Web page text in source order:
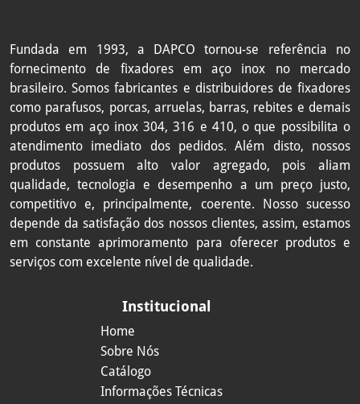
4MCHPHM3X40
PARAF RM CH PHS DIN 965 A4 M3 -
P0,50 X 40
4MCHPHM3X50
PARAF RM CH PHS DIN 965 A4 M3 -
P0,50 X 50
4MCHPHM4X8
PARAF RM CH PHS DIN 965 A4 M4 -
P0,70 X 8
4MCHPHM4X10
PARAF RM CH PHS DIN 965 A4 M4 -
P0,70 X 10
4MCHPHM4X12
PARAF RM CH PHS DIN 965 A4 M4 -
4MCHPHM4X16
PARAF RM CH PHS DIN 965 A4 M4 -
4MCHPHM4X20
PARAF RM CH PHS DIN 965 A4 M4 -
P0,70 X 20
Fundada em 1993, a DAPCO tornou-se referência no
fornecimento de fixadores em aço inox no mercado
brasileiro. Somos fabricantes e distribuidores de fixadores
como parafusos, porcas, arruelas, barras, rebites e demais
produtos em aço inox 304, 316 e 410, o que possibilita o
atendimento imediato dos pedidos. Além disto, nossos
produtos possuem alto valor agregado, pois aliam
qualidade, tecnologia e desempenho a um preço justo,
competitivo e, principalmente, coerente. Nosso sucesso
depende da satisfação dos nossos clientes, assim, estamos
em constante aprimoramento para oferecer produtos e
serviços com excelente nível de qualidade.
Institucional
Home
Sobre Nós
Catálogo
Informações Técnicas